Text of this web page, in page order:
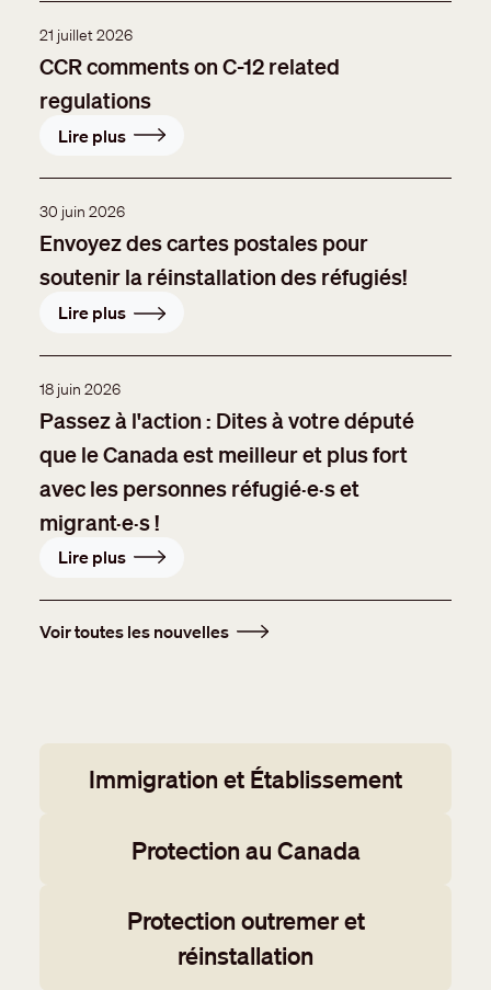
21 juillet 2026
CCR comments on C-12 related
regulations
Lire plus
30 juin 2026
Envoyez des cartes postales pour
soutenir la réinstallation des réfugiés!
Lire plus
18 juin 2026
Passez à l'action : Dites à votre député
que le Canada est meilleur et plus fort
avec les personnes réfugié·e·s et
migrant·e·s !
Lire plus
Voir toutes les nouvelles
Immigration et Établissement
Protection au Canada
Protection outremer et
réinstallation